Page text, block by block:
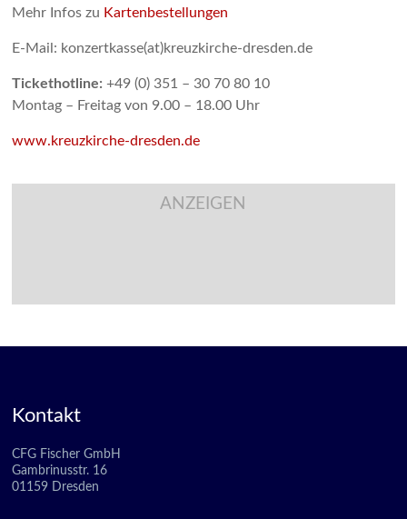
Mehr Infos zu Kartenbestellungen
E-Mail: konzertkasse(at)kreuzkirche-dresden.de
Tickethotline: +49 (0) 351 – 30 70 80 10
Montag – Freitag von 9.00 – 18.00 Uhr
www.kreuzkirche-dresden.de
ANZEIGEN
Kontakt
CFG Fischer GmbH
Gambrinusstr. 16
01159 Dresden